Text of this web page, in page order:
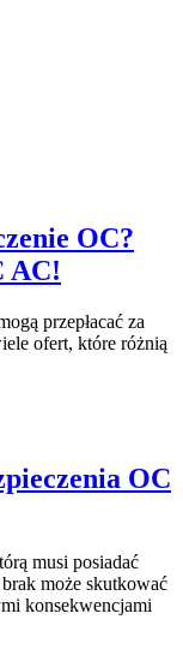
OC?
AC!
przepłacać za
ofert, które różnią
OC
musi posiadać
może skutkować
konsekwencjami